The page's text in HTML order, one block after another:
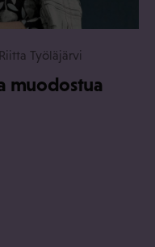
Riitta Työläjärvi
muodostua